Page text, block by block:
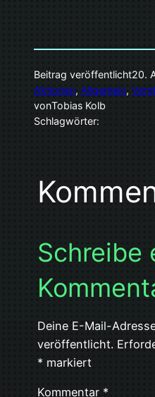
Beitrag veröffentlicht20.
Aktionen, Allgemein,
vonTobias Kolb
Schlagwörter:
Schreibe
Deine E-Mail-
veröffentlicht.
* markiert
Kommentar *